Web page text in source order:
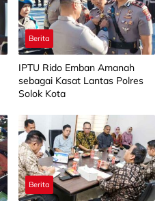
Berita
IPTU Rido Emban Amanah
sebagai Kasat Lantas Polres
Solok Kota
Berita